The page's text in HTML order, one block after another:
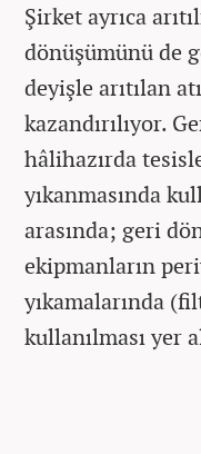
Şirket ayrıca
dönüşümünü de
deyişle arıtılan
kazandırılıyor.
hâlihazırda
yıkanmasında
arasında; geri
ekipmanların
yıkamalarında
kullanılması yer